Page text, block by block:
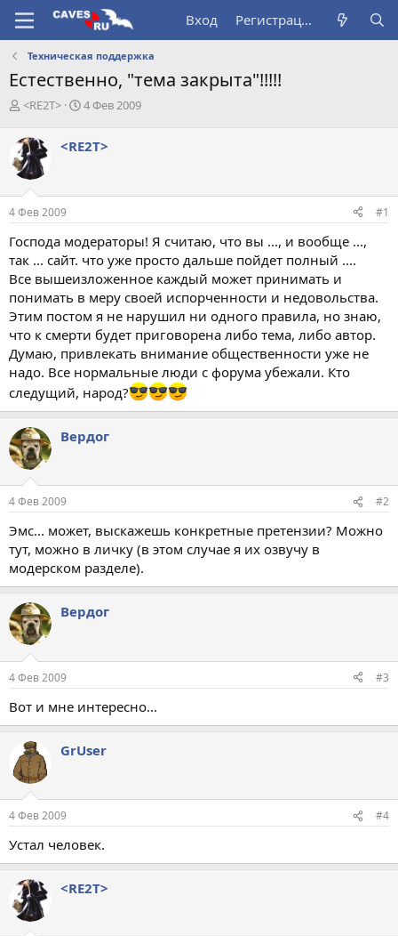
Вход Регистрация
Техническая поддержка
Естественно, "тема закрыта"!!!!!
А
т
о
р
т
е
м
<RE2T>
Д
а
ч
а
4 Фев 2009
<RE2T>
4 Фев 2009 #1
Господа модераторы! Я считаю, что вы ..., и вообще ...,
так ... сайт. что уже просто дальше пойдет полный ....
Все вышеизложенное каждый может принимать и
понимать в меру своей испорченности и недовольства.
Этим постом я не нарушил ни одного правила, но знаю,
что к смерти будет приговорена либо тема, либо автор.
Думаю, привлекать внимание общественности уже не
надо. Все нормальные люди с форума убежали. Кто
следущий, народ?
Вердог
4 Фев 2009 #2
Эмс... может, выскажешь конкретные претензии? Можно
тут, можно в личку (в этом случае я их озвучу в
модерском разделе).
Вердог
4 Фев 2009 #3
Вот и мне интересно...
GrUser
4 Фев 2009 #4
Устал человек.
<RE2T>